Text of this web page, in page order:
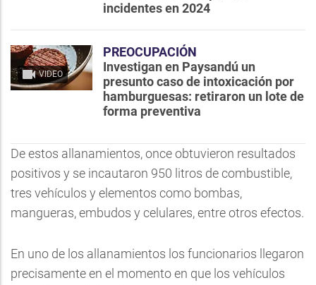
incidentes en 2024
VIDEO
PREOCUPACIÓN
Investigan en Paysandú un
presunto caso de intoxicación por
hamburguesas: retiraron un lote de
forma preventiva
De estos allanamientos, once obtuvieron resultados
positivos y se incautaron 950 litros de combustible,
tres vehículos y elementos como bombas,
mangueras, embudos y celulares, entre otros efectos.
En uno de los allanamientos los funcionarios llegaron
precisamente en el momento en que los vehículos